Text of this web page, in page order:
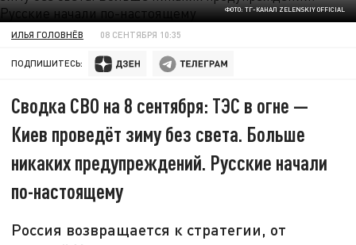
ФОТО: ТГ-КАНАЛ ZELENSKIY OFFICIAL
ИЛЬЯ ГОЛОВНЁВ 08 СЕНТЯБРЯ 10:35
ПОДПИШИТЕСЬ:
Сводка СВО на 8 сентября: ТЭС в огне —
Киев проведёт зиму без света. Больше
никаких предупреждений. Русские начали
по-настоящему
Россия возвращается к стратегии, от